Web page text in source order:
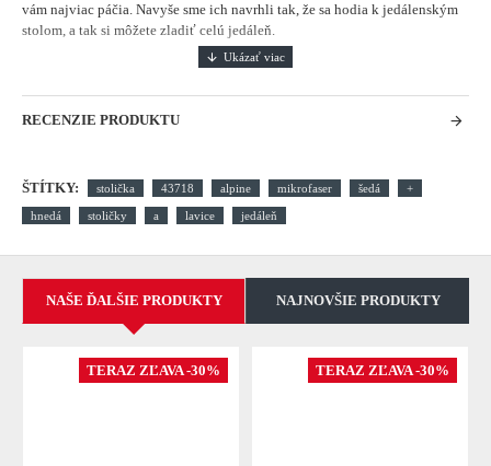
vám najviac páčia. Navyše sme ich navrhli tak, že sa hodia k jedálenským
stolom, a tak si môžete zladiť celú jedáleň.
RECENZIE PRODUKTU
ŠTÍTKY: stolička 43718 alpine mikrofaser šedá +
hnedá stoličky a lavice jedáleň
NAŠE ĎALŠIE PRODUKTY NAJNOVŠIE PRODUKTY
TERAZ ZĽAVA -30% TERAZ ZĽAVA -30%